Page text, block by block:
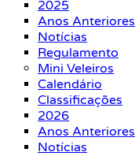
2025
Anos Anteriores
Notícias
Regulamento
Mini Veleiros
Calendário
Classificações
2026
Anos Anteriores
Notícias